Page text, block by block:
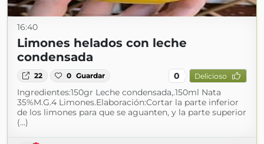
16:40
Limones helados con leche
condensada
22 0 Guardar 0 Delicioso
Ingredientes:150gr Leche condensada,.150ml Nata
35%M.G.4 Limones.Elaboración:Cortar la parte inferior
de los limones para que se aguanten, y la parte superior
(...)